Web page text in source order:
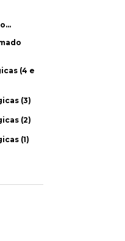
(4 e
(3)
(2)
(1)